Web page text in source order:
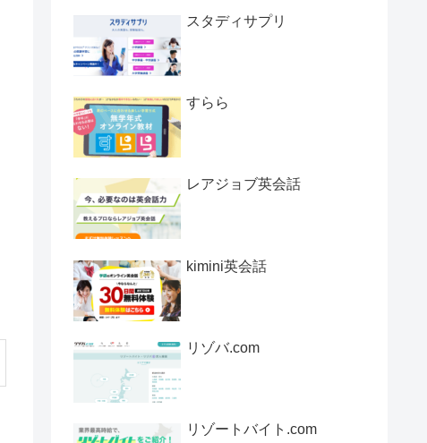
スタディサプリ
すらら
レアジョブ英会話
kimini英会話
リゾバ.com
リゾートバイト.com